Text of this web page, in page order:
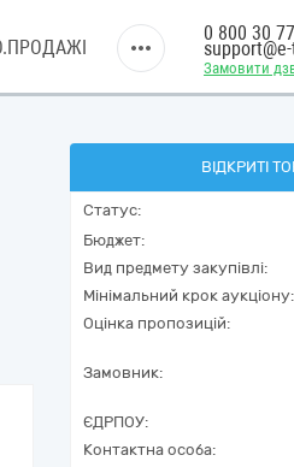
Замовити
0 800 30
ВІДКРИТІ
Статус:
Бюджет:
Вид предмету закупівлі:
Мінімальний крок аукціону:
Оцінка пропозицій:
Замовник:
ЄДРПОУ:
Контактна особа: